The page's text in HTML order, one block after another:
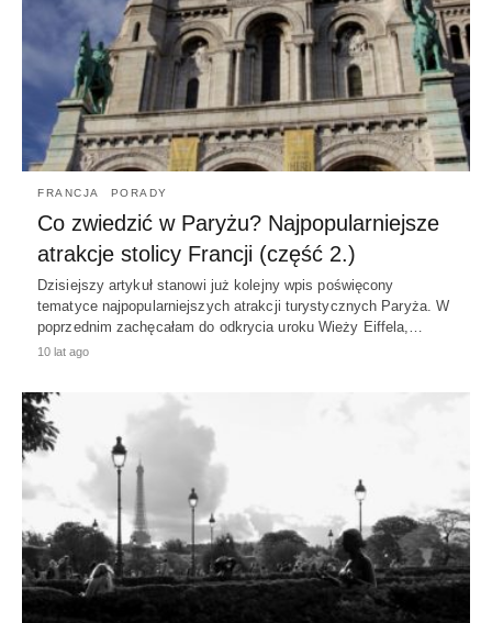
FRANCJA PORADY
Co zwiedzić w Paryżu? Najpopularniejsze
atrakcje stolicy Francji (część 2.)
Dzisiejszy artykuł stanowi już kolejny wpis poświęcony
tematyce najpopularniejszych atrakcji turystycznych Paryża. W
poprzednim zachęcałam do odkrycia uroku Wieży Eiffela,…
10 lat ago